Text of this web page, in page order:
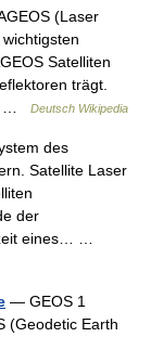
(Laser
Satelliten
trägt.
…
Deutsch Wikipedia
des
Satellite Laser
der
eines… …
— GEOS 1
(Geodetic Earth